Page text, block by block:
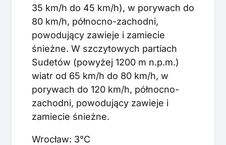
35 km/h do 45 km/h), w porywach do
80 km/h, północno-zachodni,
powodujący zawieje i zamiecie
śnieżne. W szczytowych partiach
Sudetów (powyżej 1200 m n.p.m.)
wiatr od 65 km/h do 80 km/h, w
porywach do 120 km/h, północno-
zachodni, powodujący zawieje i
zamiecie śnieżne.
Wrocław: 3°C